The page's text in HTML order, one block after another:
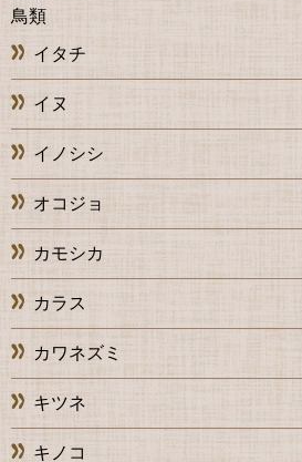
鳥類
イタチ
イヌ
イノシシ
オコジョ
カモシカ
カラス
カワネズミ
キツネ
キノコ